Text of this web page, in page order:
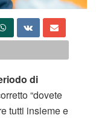
di
“dovete
tutti insieme e